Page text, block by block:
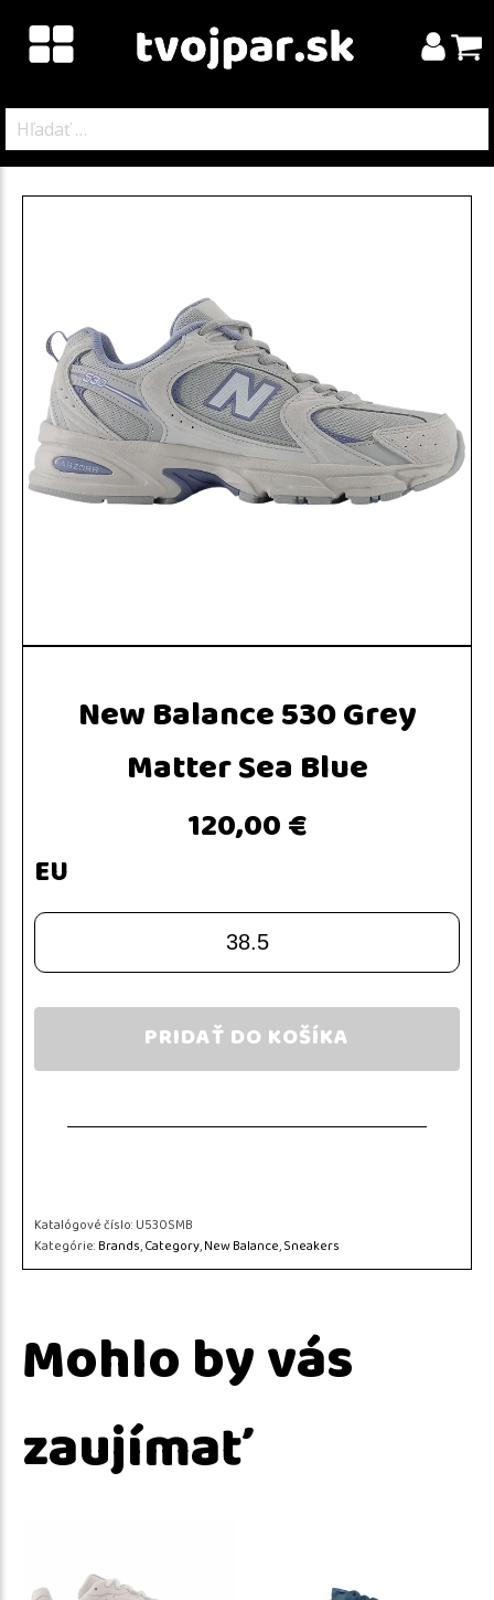
New Balance 530 Grey
Matter Sea Blue
120,00 €
EU
38.5
PRIDAŤ DO KOŠÍKA
Katalógové číslo:U530SMB
Kategórie:Brands,Category,New Balance,Sneakers
Mohlo by vás
zaujímať